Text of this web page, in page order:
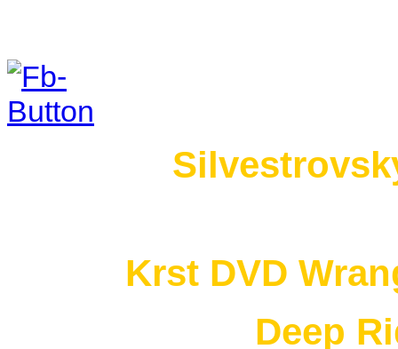
Krst DVD
Deep